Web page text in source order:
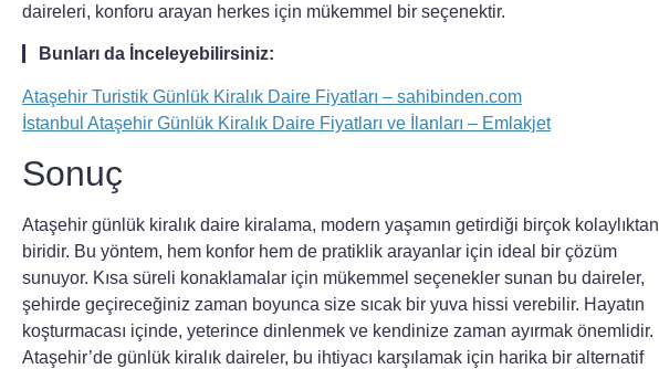
daireleri, konforu arayan herkes için mükemmel bir seçenektir.
Bunları da İnceleyebilirsiniz:
Ataşehir Turistik Günlük Kiralık Daire Fiyatları – sahibinden.com
İstanbul Ataşehir Günlük Kiralık Daire Fiyatları ve İlanları – Emlakjet
Sonuç
Ataşehir günlük kiralık daire kiralama, modern yaşamın getirdiği birçok kolaylıktan
biridir. Bu yöntem, hem konfor hem de pratiklik arayanlar için ideal bir çözüm
sunuyor. Kısa süreli konaklamalar için mükemmel seçenekler sunan bu daireler,
şehirde geçireceğiniz zaman boyunca size sıcak bir yuva hissi verebilir. Hayatın
koşturmacası içinde, yeterince dinlenmek ve kendinize zaman ayırmak önemlidir.
Ataşehir’de günlük kiralık daireler, bu ihtiyacı karşılamak için harika bir alternatif